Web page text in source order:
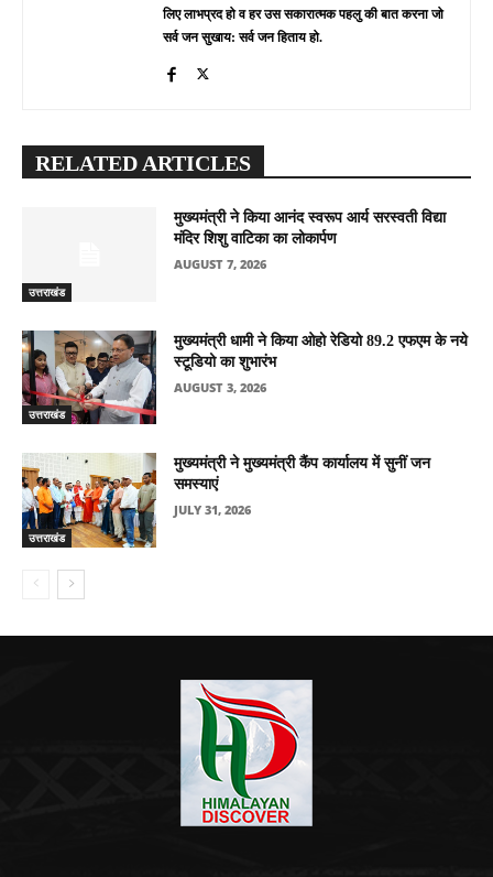
लिए लाभप्रद हो व हर उस सकारात्मक पहलु की बात करना जो
सर्व जन सुखाय: सर्व जन हिताय हो.
RELATED ARTICLES
उत्तराखंड
मुख्यमंत्री ने किया आनंद स्वरूप आर्य सरस्वती विद्या
मंदिर शिशु वाटिका का लोकार्पण
AUGUST 7, 2026
उत्तराखंड
मुख्यमंत्री धामी ने किया ओहो रेडियो 89.2 एफएम के नये
स्टूडियो का शुभारंभ
AUGUST 3, 2026
उत्तराखंड
मुख्यमंत्री ने मुख्यमंत्री कैंप कार्यालय में सुनीं जन
समस्याएं
JULY 31, 2026